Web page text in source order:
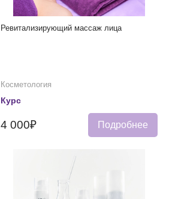
Ревитализирующий массаж лица
Косметология
Курс
4 000₽ Подробнее